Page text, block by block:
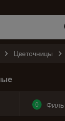
Цветочницы
0